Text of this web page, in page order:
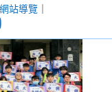
網站導覽｜